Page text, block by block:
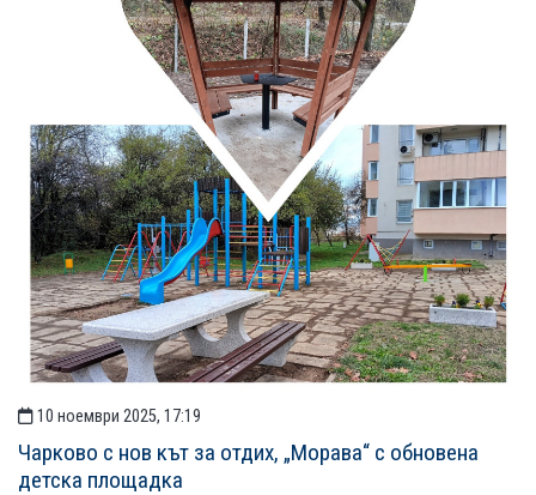
10 ноември 2025, 17:19
Чарково с нов кът за отдих, „Морава“ с обновена
детска площадка